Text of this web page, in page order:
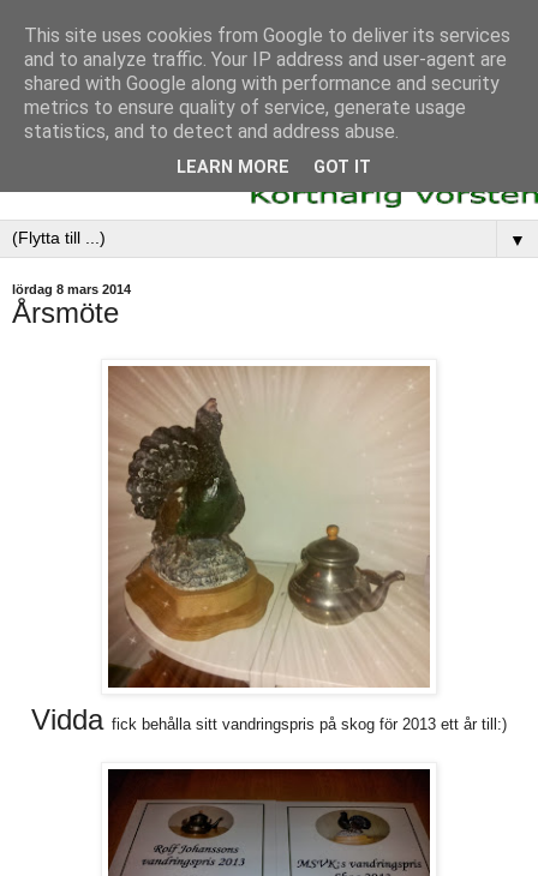
▼
lördag 8 mars 2014
Årsmöte
Vidda fick behålla sitt vandringspris på skog för 2013 ett år till:)
This site uses cookies from Google to deliver its services
and to analyze traffic. Your IP address and user-agent are
shared with Google along with performance and security
metrics to ensure quality of service, generate usage
statistics, and to detect and address abuse.
LEARN MORE GOT IT